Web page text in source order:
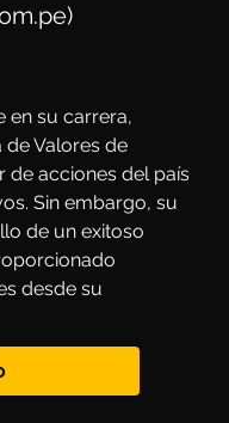
en su carrera,
Valores de
acciones del país
Sin embargo, su
de un exitoso
desde su